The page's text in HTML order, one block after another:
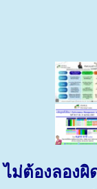
ไม่ต้องลองผิ